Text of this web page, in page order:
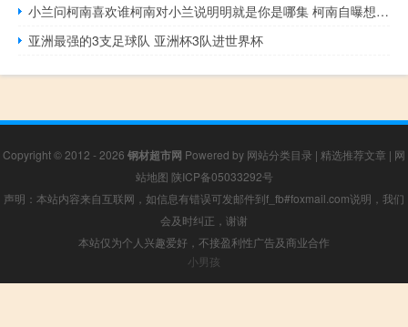
小兰问柯南喜欢谁柯南对小兰说明明就是你是哪集 柯南自曝想娶小兰
亚洲最强的3支足球队 亚洲杯3队进世界杯
Copyright © 2012 - 2026 钢材超市网 Powered by 网站分类目录 | 精选推荐文章 | 网
站地图 陕ICP备05033292号
声明：本站内容来自互联网，如信息有错误可发邮件到f_fb#foxmail.com说明，我们
会及时纠正，谢谢
本站仅为个人兴趣爱好，不接盈利性广告及商业合作
小男孩